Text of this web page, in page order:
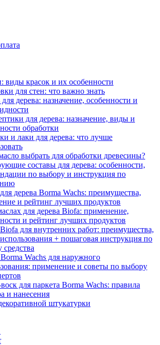
виды красок и их особенности
для стен: что важно знать
дерева: назначение, особенности и
для дерева: назначение, виды и
обработки
и лаки для дерева: что лучше
выбрать для обработки древесины?
составы для дерева: особенности,
по выбору и инструкция по
дерева Borma Wachs: преимущества,
и рейтинг лучших продуктов
для дерева Biofa: применение,
и рейтинг лучших продуктов
для внутренних работ: преимущества,
+ пошаговая инструкция по
Wachs для наружного
применение и советы по выбору
для паркета Borma Wachs: правила
и нанесения
штукатурки